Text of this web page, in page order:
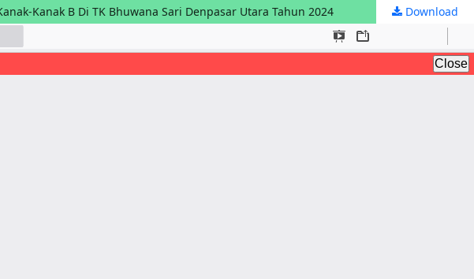
Kanak B Di TK Bhuwana Sari Denpasar Utara Tahun 2024 Download